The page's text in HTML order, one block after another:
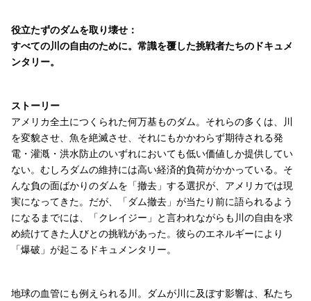
役立たずのダムを取り壊せ：
すべての川の自由のために。常識を覆した挑戦者たちのドキュメ
ンタリー。
ストーリー
アメリカ全土につくられた何万基ものダム。それらの多くは、川
を変貌させ、魚を絶滅させ、それにもかかわらず期待される発
電・灌漑・洪水防止のいずれにおいても低い価値しか提供してい
ない。むしろダムの維持には高い経済的負荷がかかっている。そ
んな負の面ばかりのダムを「撤去」する選択が、アメリカでは現
実になってきた。だが、「ダム撤去」が当たり前に語られるよう
になるまでには、「クレイジー」と言われながらも川の自由を求
め続けてきた人びとの挑戦があった。彼らのエネルギーにより
「爆破」が起こるドキュメンタリー。
地球の血管にも例えられる川。ダムが川に及ぼす影響は、私たち